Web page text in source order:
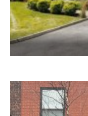
Chambres: 2